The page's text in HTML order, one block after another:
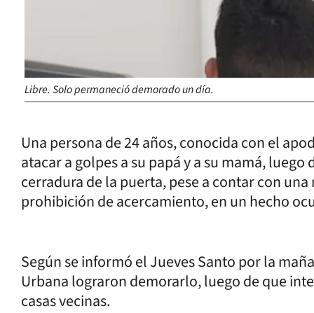
Libre. Solo permaneció demorado un día.
Una persona de 24 años, conocida con el
atacar a golpes a su papá y a su mamá,
cerradura de la puerta, pese a contar con
prohibición de acercamiento, en un hecho
Según se informó el Jueves Santo por la
Urbana lograron demorarlo, luego de que
casas vecinas.